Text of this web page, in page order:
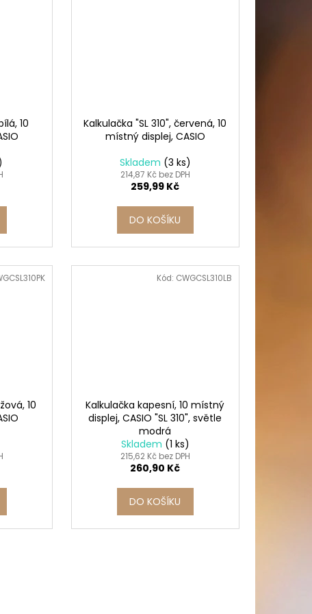
10
Kalkulačka "SL 310", červená, 10
místný displej, CASIO
Skladem (3 ks)
214,87 Kč bez DPH
259,99 Kč
DO KOŠÍKU
10
Kalkulačka kapesní, 10 místný
displej, CASIO "SL 310", světle
modrá
Skladem (1 ks)
215,62 Kč bez DPH
260,90 Kč
DO KOŠÍKU
Kód: CWGCSL310LB